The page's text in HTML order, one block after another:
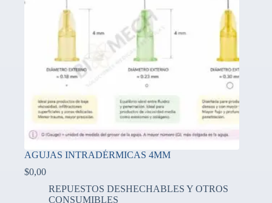
AGUJAS INTRADÉRMICAS 4MM
$0,00
REPUESTOS DESHECHABLES Y OTROS
CONSUMIBLES